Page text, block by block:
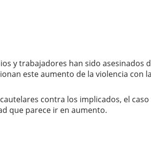
y trabajadores han sido
este aumento de la violencia con
contra los implicados, el
que parece ir en aumento.